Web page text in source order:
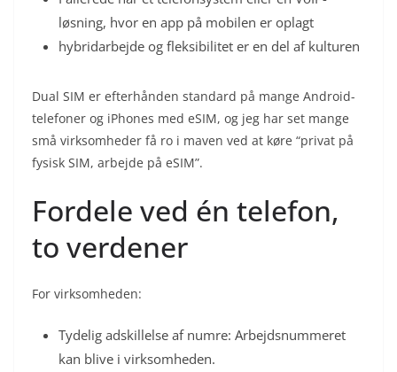
løsning, hvor en app på mobilen er oplagt
hybridarbejde og fleksibilitet er en del af kulturen
Dual SIM er efterhånden standard på mange Android-
telefoner og iPhones med eSIM, og jeg har set mange
små virksomheder få ro i maven ved at køre “privat på
fysisk SIM, arbejde på eSIM”.
Fordele ved én telefon,
to verdener
For virksomheden:
Tydelig adskillelse af numre: Arbejdsnummeret
kan blive i virksomheden.